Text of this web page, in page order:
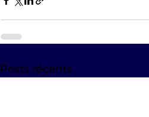
Posts récents